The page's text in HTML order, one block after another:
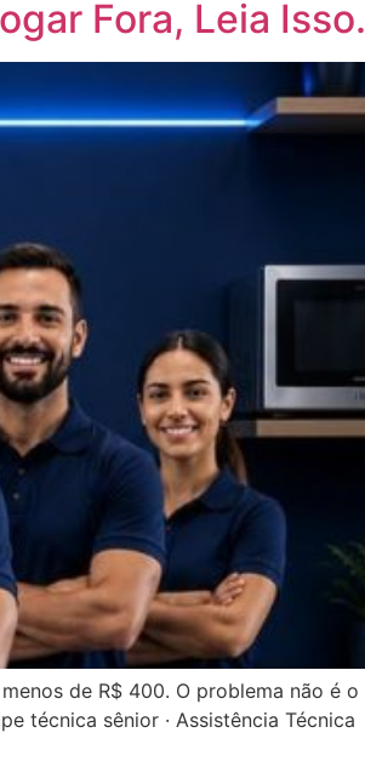
Fora, Leia Isso.
de R$ 400. O problema não é o
técnica sênior · Assistência Técnica